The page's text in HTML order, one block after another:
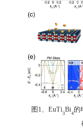
图 1、EuTi
3
Bi
4
的